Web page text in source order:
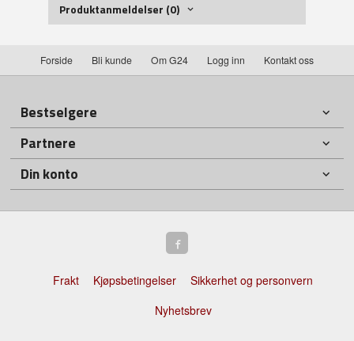
Produktanmeldelser (0)
Forside Bli kunde Om G24 Logg inn Kontakt oss
Bestselgere
Partnere
Din konto
Frakt Kjøpsbetingelser
Sikkerhet og personvern
Nyhetsbrev